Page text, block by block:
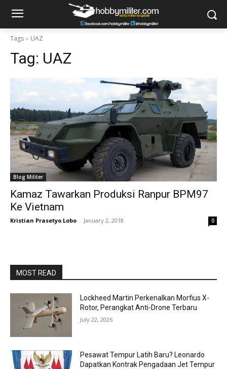
Tags UAZ
Tag: UAZ
Blog Militer
Kamaz Tawarkan Produksi Ranpur BPM97
Ke Vietnam
Kristian Prasetyo Lobo - January 2, 2018 0
MOST READ
Lockheed Martin Perkenalkan Morfius X-
Rotor, Perangkat Anti-Drone Terbaru
July 22, 2026
Pesawat Tempur Latih Baru? Leonardo
Dapatkan Kontrak Pengadaan Jet Tempur